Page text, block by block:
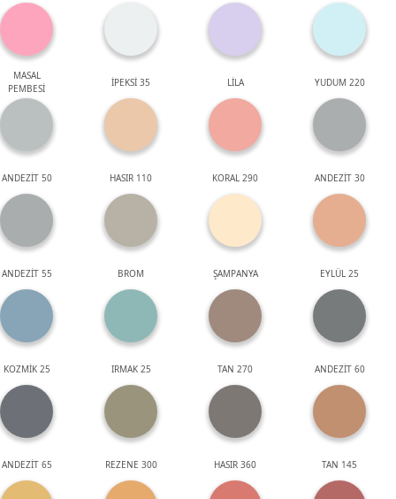
MASAL
PEMBESİ
İPEKSİ 35 LİLA YUDUM 220
ANDEZİT 50 HASIR 110 KORAL 290 ANDEZİT 30
ANDEZİT 55 BROM ŞAMPANYA EYLÜL 25
KOZMİK 25 IRMAK 25 TAN 270 ANDEZİT 60
ANDEZİT 65 REZENE 300 HASIR 360 TAN 145